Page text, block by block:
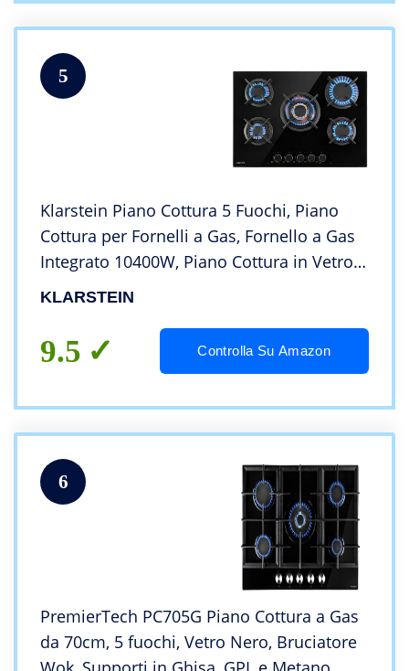
5
Klarstein Piano Cottura 5 Fuochi, Piano
Cottura per Fornelli a Gas, Fornello a Gas
Integrato 10400W, Piano Cottura in Vetro e
Acciaio Inossidabile per Cucina a Gas,
KLARSTEIN
9.5 Controlla Su Amazon
6
PremierTech PC705G Piano Cottura a Gas
da 70cm, 5 fuochi, Vetro Nero, Bruciatore